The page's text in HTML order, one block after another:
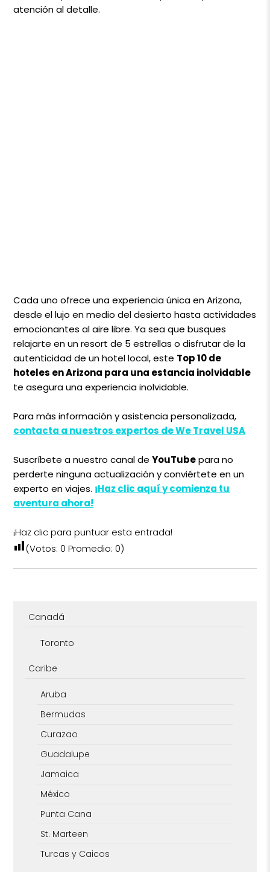
atención al detalle.
Cada uno ofrece una experiencia única en Arizona,
desde el lujo en medio del desierto hasta actividades
emocionantes al aire libre. Ya sea que busques
relajarte en un resort de 5 estrellas o disfrutar de la
autenticidad de un hotel local, este Top 10 de
hoteles en Arizona para una estancia inolvidable
te asegura una experiencia inolvidable.
Para más información y asistencia personalizada,
contacta a nuestros expertos de We Travel USA
Suscríbete a nuestro canal deYouTubepara no
perderte ninguna actualización y conviértete en un
experto en viajes. ¡Haz clic aquí y comienza tu
aventura ahora!
¡Haz clic para puntuar esta entrada!
(Votos:0 Promedio:0)
Canadá
Toronto
Caribe
Aruba
Bermudas
Curazao
Guadalupe
Jamaica
México
Punta Cana
St. Marteen
Turcas y Caicos